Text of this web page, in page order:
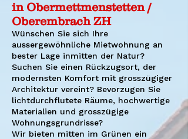
in Obermettmenstetten /
Oberembrach ZH
Wünschen Sie sich Ihre
aussergewöhnliche Mietwohnung an
bester Lage inmitten der Natur?
Suchen Sie einen Rückzugsort, der
modernsten Komfort mit grosszügiger
Architektur vereint? Bevorzugen Sie
lichtdurchflutete Räume, hochwertige
Materialien und grosszügige
Wohnungsgrundrisse?
Wir bieten mitten im Grünen ein